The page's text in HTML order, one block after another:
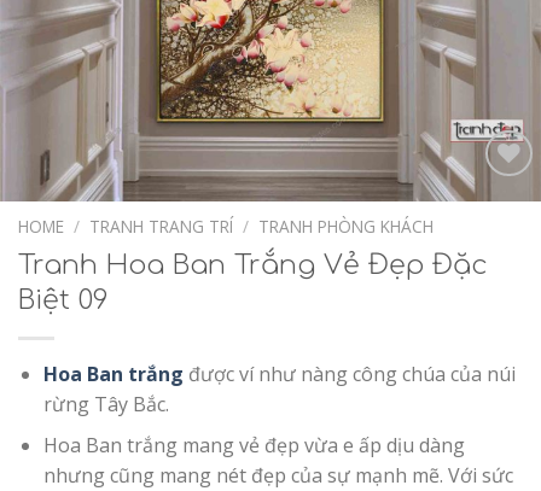
Add to
HOME / TRANH TRANG TRÍ / TRANH PHÒNG KHÁCH
Tranh Hoa Ban Trắng Vẻ Đẹp Đặc
Biệt 09
Hoa Ban trắng được ví như nàng công chúa của núi
rừng Tây Bắc.
Hoa Ban trắng mang vẻ đẹp vừa e ấp dịu dàng
nhưng cũng mang nét đẹp của sự mạnh mẽ. Với sức